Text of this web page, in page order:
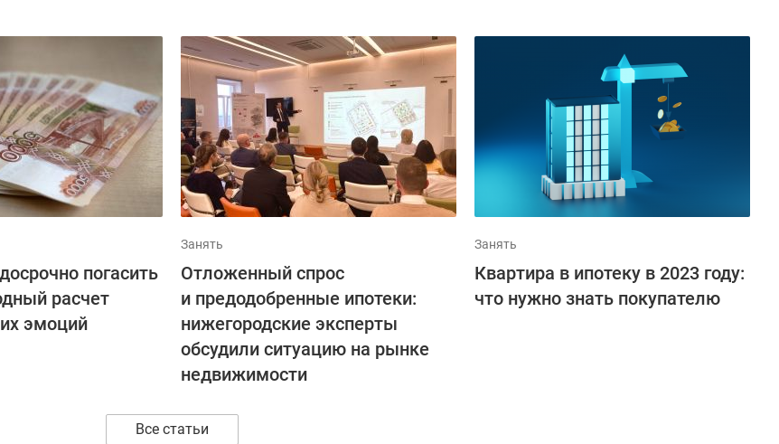
погасить
расчет
эмоций
Занять
Отложенный спрос
и предодобренные ипотеки:
нижегородские эксперты
обсудили ситуацию на рынке
недвижимости
Занять
Квартира в ипотеку в 2023 году:
что нужно знать покупателю
Все статьи